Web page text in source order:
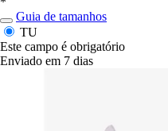
Guia de tamanhos
TU
Este campo é obrigatório
Enviado em 7 dias